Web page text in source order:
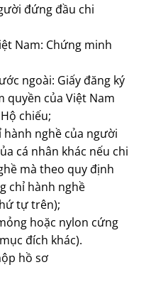
đứng đầu chi
Nam: Chứng minh
ngoài: Giấy đăng ký
quyền của Việt Nam
chiếu;
hành nghề của người
cá nhân khác nếu chi
mà theo quy định
chỉ hành nghề
tự trên);
hoặc nylon cứng
đích khác).
hồ sơ